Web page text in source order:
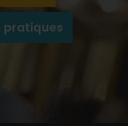
pratiques